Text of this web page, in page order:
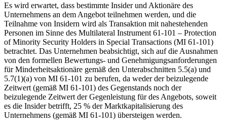
Es wird erwartet, dass bestimmte Insider und Aktionäre des
Unternehmens an dem Angebot teilnehmen werden, und die
Teilnahme von Insidern wird als Transaktion mit nahestehenden
Personen im Sinne des Multilateral Instrument 61-101 – Protection
of Minority Security Holders in Special Transactions (MI 61-101)
betrachtet. Das Unternehmen beabsichtigt, sich auf die Ausnahmen
von den formellen Bewertungs- und Genehmigungsanforderungen
für Minderheitsaktionäre gemäß den Unterabschnitten 5.5(a) und
5.7(1)(a) von MI 61-101 zu berufen, da weder der beizulegende
Zeitwert (gemäß MI 61-101) des Gegenstands noch der
beizulegende Zeitwert der Gegenleistung für des Angebots, soweit
es die Insider betrifft, 25 % der Marktkapitalisierung des
Unternehmens (gemäß MI 61-101) übersteigen werden.